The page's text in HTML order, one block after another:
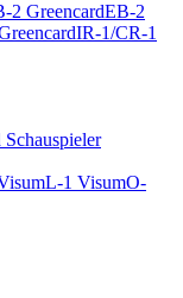
2 GreencardEB-2
IR-1/CR-1
L-1 VisumO-